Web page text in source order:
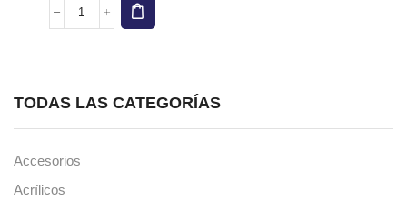
TODAS LAS CATEGORÍAS
Accesorios
Acrílicos